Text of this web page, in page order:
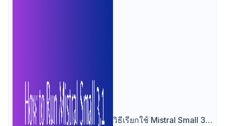
วิธีเรียกใช้ Mistral Small 3.1